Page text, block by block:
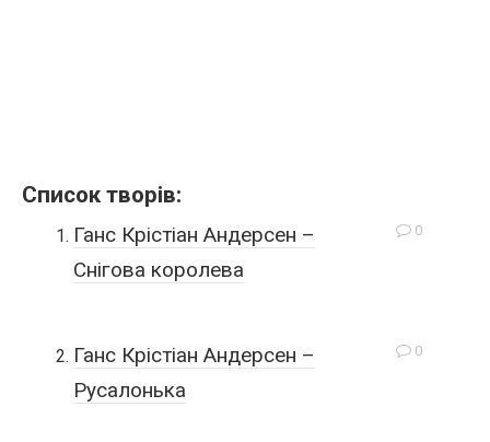
Список творів:
0
Ганс Крістіан Андерсен –
Снігова королева
0
Ганс Крістіан Андерсен –
Русалонька